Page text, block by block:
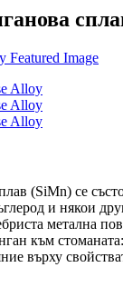
(SiMn) се
и някои
метална
към
върху